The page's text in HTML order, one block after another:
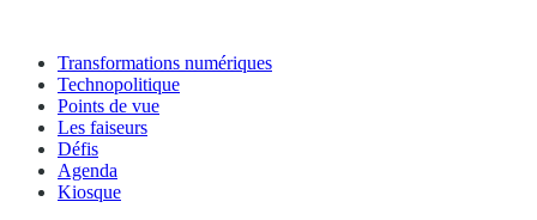
Transformations numériques
Technopolitique
Points de vue
Les faiseurs
Défis
Agenda
Kiosque